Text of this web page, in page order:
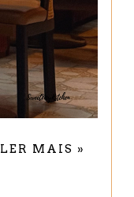
LER MAIS »